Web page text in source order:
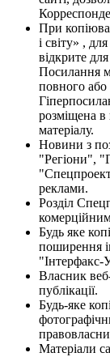
При
і світу» ,
відкрите
Посилання
повного або
розміщена в
матеріалу.
Новини з
"Регіони",
реклами.
Розділ
Будь яке
поширення
"Інтерфакс-
Власник
публікації.
Будь-яке
Матеріали